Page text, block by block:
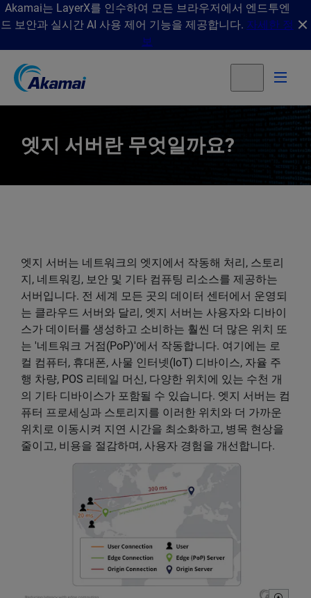
Akamai는 LayerX를 인수하여 모든 브라우저에서 엔드투엔
드 보안과 실시간 AI 사용 제어 기능을 제공합니다. 자세한 정
보
엣지 서버란 무엇일까요?
엣지 서버는 네트워크의 엣지에서 작동해 처리, 스토리
지, 네트워킹, 보안 및 기타 컴퓨팅 리소스를 제공하는
서버입니다. 전 세계 모든 곳의 데이터 센터에서 운영되
는 클라우드 서버와 달리, 엣지 서버는 사용자와 디바이
스가 데이터를 생성하고 소비하는 훨씬 더 많은 위치 또
는 '네트워크 거점(PoP)'에서 작동합니다. 여기에는 로
컬 컴퓨터, 휴대폰, 사물 인터넷(IoT) 디바이스, 자율 주
행 차량, POS 리테일 머신, 다양한 위치에 있는 수천 개
의 기타 디바이스가 포함될 수 있습니다. 엣지 서버는 컴
퓨터 프로세싱과 스토리지를 이러한 위치와 더 가까운
위치로 이동시켜 지연 시간을 최소화하고, 병목 현상을
줄이고, 비용을 절감하며, 사용자 경험을 개선합니다.